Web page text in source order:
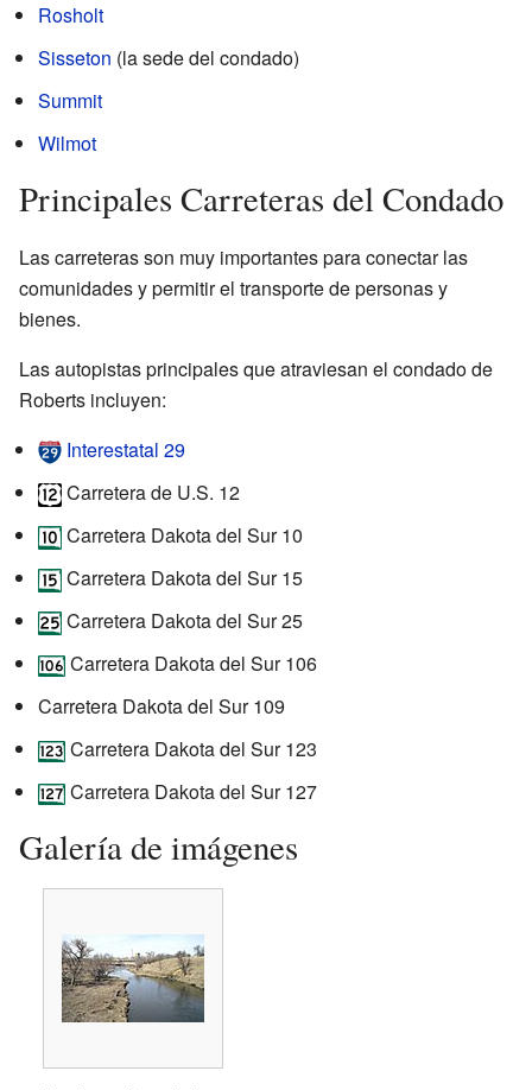
Rosholt
Sisseton (la sede del condado)
Summit
Wilmot
Principales Carreteras del Condado
Las carreteras son muy importantes para conectar las
comunidades y permitir el transporte de personas y
bienes.
Las autopistas principales que atraviesan el condado de
Roberts incluyen:
Interestatal 29
Carretera de U.S. 12
Carretera Dakota del Sur 10
Carretera Dakota del Sur 15
Carretera Dakota del Sur 25
Carretera Dakota del Sur 106
Carretera Dakota del Sur 109
Carretera Dakota del Sur 123
Carretera Dakota del Sur 127
Galería de imágenes